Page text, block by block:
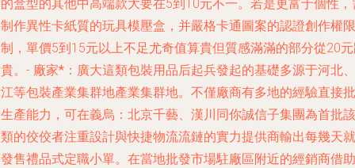
盒型的其他中高端款大要在5到10元不一。若是更富于個性，
作異性卡紙質的玩具模壓盒，并嚴格卡通圖案的認證創作權限
，單價5到15元以上不足尤奇值算貴但質感滿滿的部分從20
。- 廠家*：廣大這類包裝用品后起兵發起的基礎多源于河北、
等包裝產業集群地產業集群地。不僅廠商有多地的經驗直接批
產能力，可在義烏：北京千藝、漢川同你誠信子集團為首批該
的佼佼者注重設計與快捷物流流鏈的實力提供商輸出每幾天就
售禮品式定職小單。在當地批發市場駐廠區附近的經銷商借助